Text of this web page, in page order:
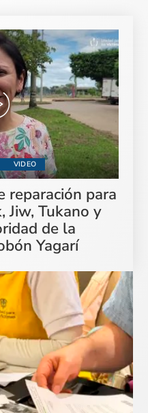
VIDEO
reparación para
Jiw, Tukano y
de la
Yagarí